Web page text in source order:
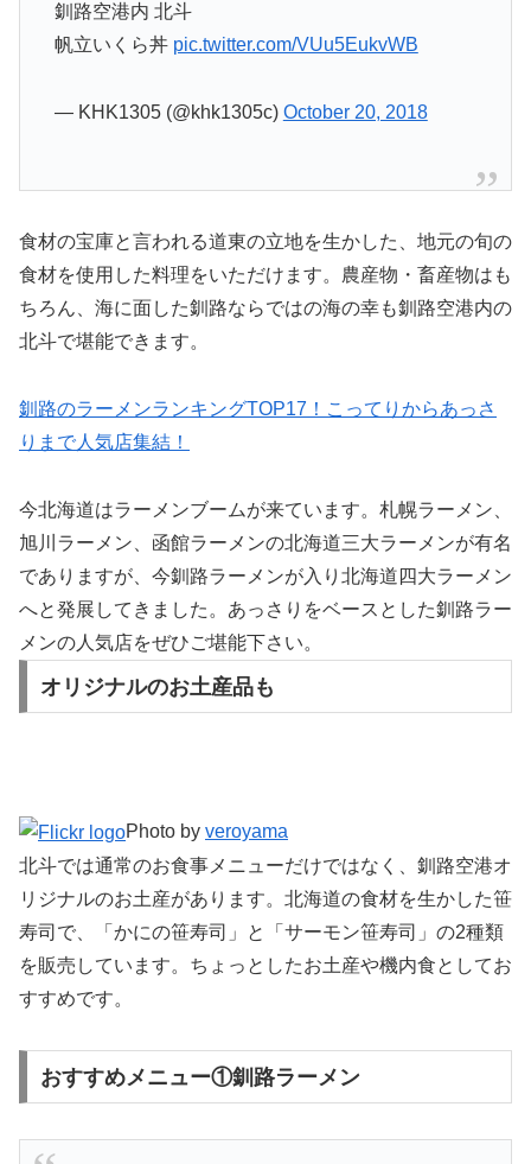
釧路空港内 北斗
帆立いくら丼 pic.twitter.com/VUu5EukvWB
— KHK1305 (@khk1305c) October 20, 2018
食材の宝庫と言われる道東の立地を生かした、地元の旬の
食材を使用した料理をいただけます。農産物・畜産物はも
ちろん、海に面した釧路ならではの海の幸も釧路空港内の
北斗で堪能できます。
釧路のラーメンランキングTOP17！こってりからあっさ
りまで人気店集結！
今北海道はラーメンブームが来ています。札幌ラーメン、
旭川ラーメン、函館ラーメンの北海道三大ラーメンが有名
でありますが、今釧路ラーメンが入り北海道四大ラーメン
へと発展してきました。あっさりをベースとした釧路ラー
メンの人気店をぜひご堪能下さい。
オリジナルのお土産品も
Photo by veroyama
北斗では通常のお食事メニューだけではなく、釧路空港オ
リジナルのお土産があります。北海道の食材を生かした笹
寿司で、「かにの笹寿司」と「サーモン笹寿司」の2種類
を販売しています。ちょっとしたお土産や機内食としてお
すすめです。
おすすめメニュー①釧路ラーメン